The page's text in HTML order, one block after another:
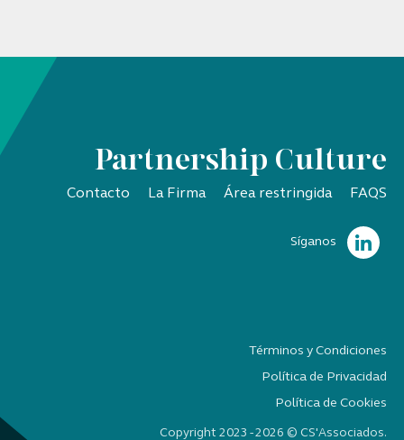
Partnership Culture
Contacto La Firma Área restringida FAQS
Síganos
Términos y Condiciones
Política de Privacidad
Política de Cookies
Copyright 2023 - 2026 © CS'Associados.